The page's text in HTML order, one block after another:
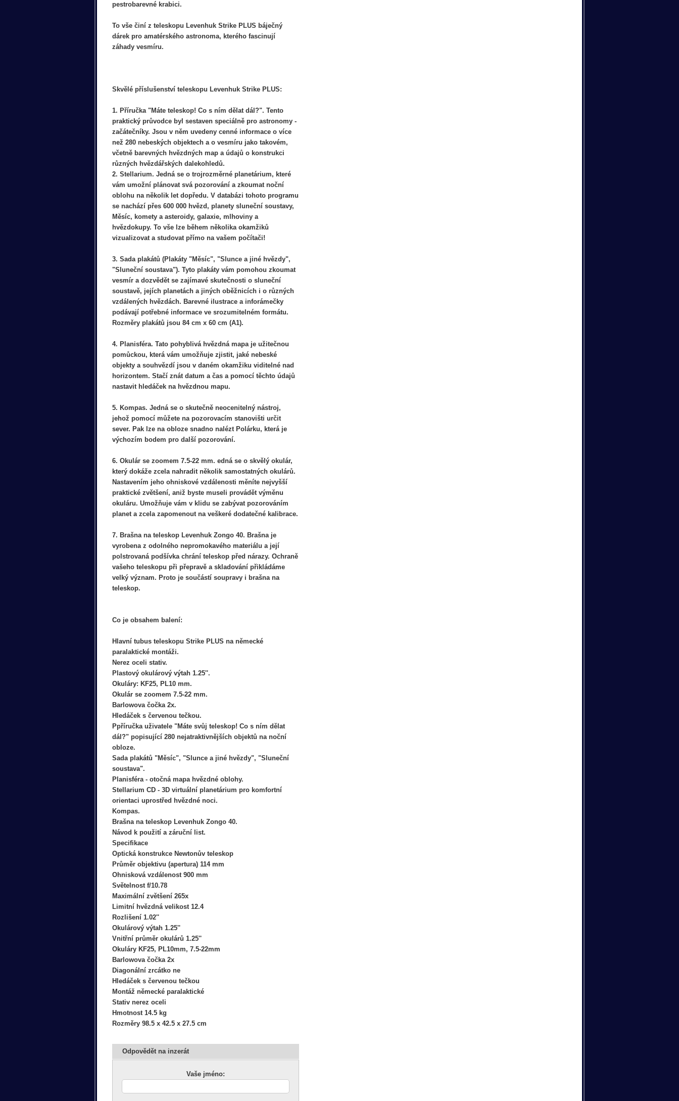
pestrobarevné krabici.
To vše činí z teleskopu Levenhuk Strike PLUS báječný
dárek pro amatérského astronoma, kterého fascinují
záhady vesmíru.
Skvělé příslušenství teleskopu Levenhuk Strike PLUS:
1. Příručka "Máte teleskop! Co s ním dělat dál?". Tento
praktický průvodce byl sestaven speciálně pro astronomy -
začátečníky. Jsou v něm uvedeny cenné informace o více
než 280 nebeských objektech a o vesmíru jako takovém,
včetně barevných hvězdných map a údajů o konstrukci
různých hvězdářských dalekohledů.
2. Stellarium. Jedná se o trojrozměrné planetárium, které
vám umožní plánovat svá pozorování a zkoumat noční
oblohu na několik let dopředu. V databázi tohoto programu
se nachází přes 600 000 hvězd, planety sluneční soustavy,
Měsíc, komety a asteroidy, galaxie, mlhoviny a
hvězdokupy. To vše lze během několika okamžiků
vizualizovat a studovat přímo na vašem počítači!
3. Sada plakátů (Plakáty "Měsíc", "Slunce a jiné hvězdy",
"Sluneční soustava"). Tyto plakáty vám pomohou zkoumat
vesmír a dozvědět se zajímavé skutečnosti o sluneční
soustavě, jejích planetách a jiných oběžnicích i o různých
vzdálených hvězdách. Barevné ilustrace a inforámečky
podávají potřebné informace ve srozumitelném formátu.
Rozměry plakátů jsou 84 cm x 60 cm (A1).
4. Planisféra. Tato pohyblivá hvězdná mapa je užitečnou
pomůckou, která vám umožňuje zjistit, jaké nebeské
objekty a souhvězdí jsou v daném okamžiku viditelné nad
horizontem. Stačí znát datum a čas a pomocí těchto údajů
nastavit hledáček na hvězdnou mapu.
5. Kompas. Jedná se o skutečně neocenitelný nástroj,
jehož pomocí můžete na pozorovacím stanovišti určit
sever. Pak lze na obloze snadno nalézt Polárku, která je
výchozím bodem pro další pozorování.
6. Okulár se zoomem 7.5-22 mm. edná se o skvělý okulár,
který dokáže zcela nahradit několik samostatných okulárů.
Nastavením jeho ohniskové vzdálenosti měníte nejvyšší
praktické zvětšení, aniž byste museli provádět výměnu
okuláru. Umožňuje vám v klidu se zabývat pozorováním
planet a zcela zapomenout na veškeré dodatečné kalibrace.
7. Brašna na teleskop Levenhuk Zongo 40. Brašna je
vyrobena z odolného nepromokavého materiálu a její
polstrovaná podšívka chrání teleskop před nárazy. Ochraně
vašeho teleskopu při přepravě a skladování přikládáme
velký význam. Proto je součástí soupravy i brašna na
teleskop.
Co je obsahem balení:
Hlavní tubus teleskopu Strike PLUS na německé
paralaktické montáži.
Nerez oceli stativ.
Plastový okulárový výtah 1.25''.
Okuláry: KF25, PL10 mm.
Okulár se zoomem 7.5-22 mm.
Barlowova čočka 2x.
Hledáček s červenou tečkou.
Ppříručka uživatele "Máte svůj teleskop! Co s ním dělat
dál?" popisující 280 nejatraktivnějších objektů na noční
obloze.
Sada plakátů "Měsíc", "Slunce a jiné hvězdy", "Sluneční
soustava".
Planisféra - otočná mapa hvězdné oblohy.
Stellarium CD - 3D virtuální planetárium pro komfortní
orientaci uprostřed hvězdné noci.
Kompas.
Brašna na teleskop Levenhuk Zongo 40.
Návod k použití a záruční list.
Specifikace
Optická konstrukce Newtonův teleskop
Průměr objektivu (apertura) 114 mm
Ohnisková vzdálenost 900 mm
Světelnost f/10.78
Maximální zvětšení 265x
Limitní hvězdná velikost 12.4
Rozlišení 1.02''
Okulárový výtah 1.25''
Vnitřní průměr okulárů 1.25''
Okuláry KF25, PL10mm, 7.5-22mm
Barlowova čočka 2x
Diagonální zrcátko ne
Hledáček s červenou tečkou
Montáž německé paralaktické
Stativ nerez oceli
Hmotnost 14.5 kg
Rozměry 98.5 x 42.5 x 27.5 cm
Odpovědět na inzerát
Vaše jméno: